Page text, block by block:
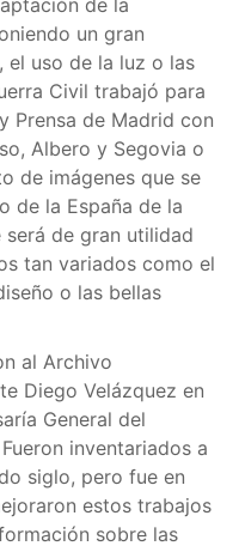
de la
un gran
el uso de la luz o las
Civil trabajó para
Prensa de Madrid con
Albero y Segovia o
de imágenes que se
de la España de la
de gran utilidad
tan variados como el
o las bellas
al Archivo
Diego Velázquez en
General del
inventariados a
siglo, pero fue en
estos trabajos
sobre las